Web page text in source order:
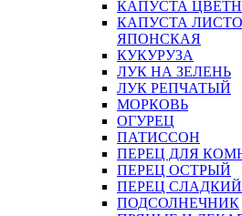
КАПУСТА
КАПУСТА
ЯПОНСКАЯ
КУКУРУЗА
ЛУК НА ЗЕЛЕНЬ
ЛУК РЕПЧАТЫЙ
МОРКОВЬ
ОГУРЕЦ
ПАТИССОН
ПЕРЕЦ ДЛЯ
ПЕРЕЦ ОСТРЫЙ
ПЕРЕЦ СЛАДКИЙ
ПОДСОЛНЕЧНИК